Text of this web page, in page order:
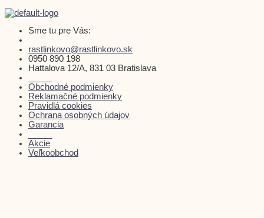
Sme tu pre Vás:
rastlinkovo@rastlinkovo.sk
0950 890 198
Hattalova 12/A, 831 03 Bratislava
Obchodné podmienky
Reklamačné podmienky
Pravidlá cookies
Ochrana osobných údajov
Garancia
Akcie
Veľkoobchod